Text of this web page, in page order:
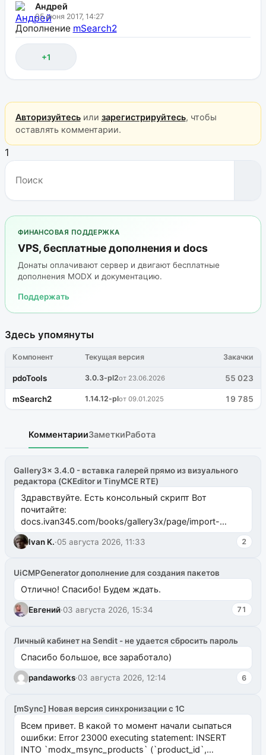
Андрей
05 июня 2017, 14:27
Дополнение mSearch2
+1
Авторизуйтесьили зарегистрируйтесь, чтобы
оставлять комментарии.
1
ФИНАНСОВАЯ ПОДДЕРЖКА
VPS, бесплатные дополнения и docs
Донаты оплачивают сервер и двигают бесплатные
дополнения MODX и документацию.
Поддержать
Здесь упомянуты
Компонент Текущая версия Закачки
pdoTools 3.0.3-pl2от 23.06.2026 55 023
mSearch2 1.14.12-plот 09.01.2025 19 785
КомментарииЗаметкиРабота
Gallery3x 3.4.0 - вставка галерей прямо из визуального
редактора (CKEditor и TinyMCE RTE)
Здравствуйте. Есть консольный скрипт Вот
почитайте:
docs.ivan345.com/books/gallery3x/page/import-
ms2galleryphp
Ivan K.·05 августа 2026, 11:33 2
UiCMPGenerator дополнение для создания пакетов
Отлично! Спасибо! Будем ждать.
Евгений·03 августа 2026, 15:34 71
Личный кабинет на Sendit - не удается сбросить пароль
Спасибо большое, все заработало)
pandaworks·03 августа 2026, 12:14 6
[mSync] Новая версия синхронизации с 1С
Всем привет. В какой то момент начали сыпаться
ошибки: Error 23000 executing statement: INSERT
INTO `modx_msync_products` (`product_id`,